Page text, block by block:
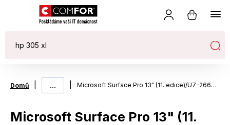
Domů ... Microsoft Surface Pro 13" (11. edice)/U7-266V/13"/2880x1920/T/16GB/512GB/Intel int/W11P/Black/2R
Microsoft Surface Pro 13" (11.